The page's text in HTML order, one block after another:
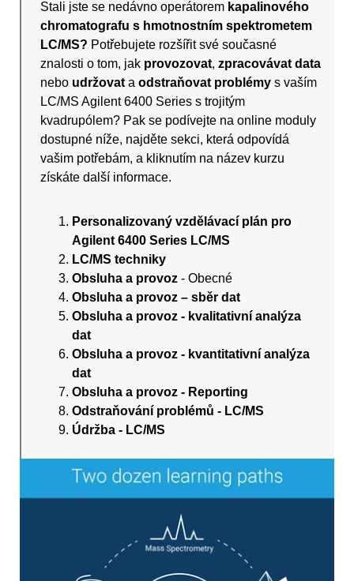
Stali jste se nedávno operátorem kapalinového
chromatografu s hmotnostním spektrometem
LC/MS? Potřebujete rozšířit své současné
znalosti o tom, jak provozovat,zpracovávat data
nebo udržovat aodstraňovat problémy s vaším
LC/MS Agilent 6400 Series s trojitým
kvadrupólem? Pak se podívejte na online moduly
dostupné níže, najděte sekci, která odpovídá
vašim potřebám, a kliknutím na název kurzu
získáte další informace.
Personalizovaný vzdělávací plán pro
Agilent 6400 Series LC/MS
LC/MS techniky
Obsluha a provoz - Obecné
Obsluha a provoz – sběr dat
Obsluha a provoz - kvalitativní analýza
dat
Obsluha a provoz - kvantitativní analýza
dat
Obsluha a provoz - Reporting
Odstraňování problémů - LC/MS
Údržba - LC/MS